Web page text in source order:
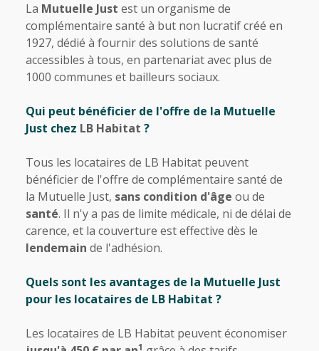
La Mutuelle Just est un organisme de
complémentaire santé à but non lucratif créé en
1927, dédié à fournir des solutions de santé
accessibles à tous, en partenariat avec plus de
1000 communes et bailleurs sociaux.
Qui peut bénéficier de l'offre de la Mutuelle
Just chez LB Habitat ?
Tous les locataires de LB Habitat peuvent
bénéficier de l'offre de complémentaire santé de
la Mutuelle Just, sans condition d'âge ou de
santé. Il n'y a pas de limite médicale, ni de délai de
carence, et la couverture est effective dès le
lendemain de l'adhésion.
Quels sont les avantages de la Mutuelle Just
pour les locataires de LB Habitat ?
Les locataires de LB Habitat peuvent économiser
1